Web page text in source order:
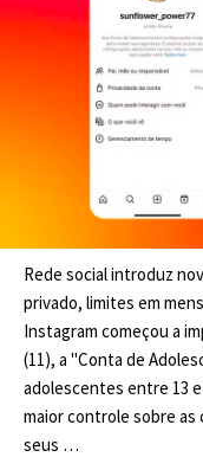
Rede social introduz
privado, limites em
Instagram começou a
(11), a "Conta de
adolescentes entre 13
maior controle sobre
seus …